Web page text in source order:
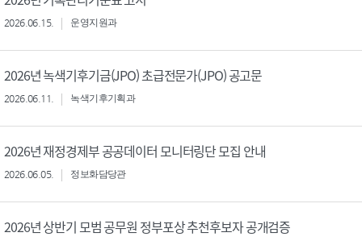
2026.06.15. 운영지원과
2026년 녹색기후기금(JPO) 초급전문가(JPO) 공고문
2026.06.11. 녹색기후기획과
2026년 재정경제부 공공데이터 모니터링단 모집 안내
2026.06.05. 정보화담당관
2026년 상반기 모범 공무원 정부포상 추천후보자 공개검증